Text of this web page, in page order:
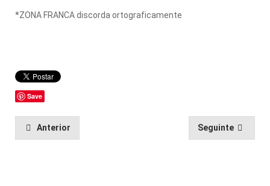
*ZONA FRANCA discorda ortograficamente
Save
Anterior Seguinte